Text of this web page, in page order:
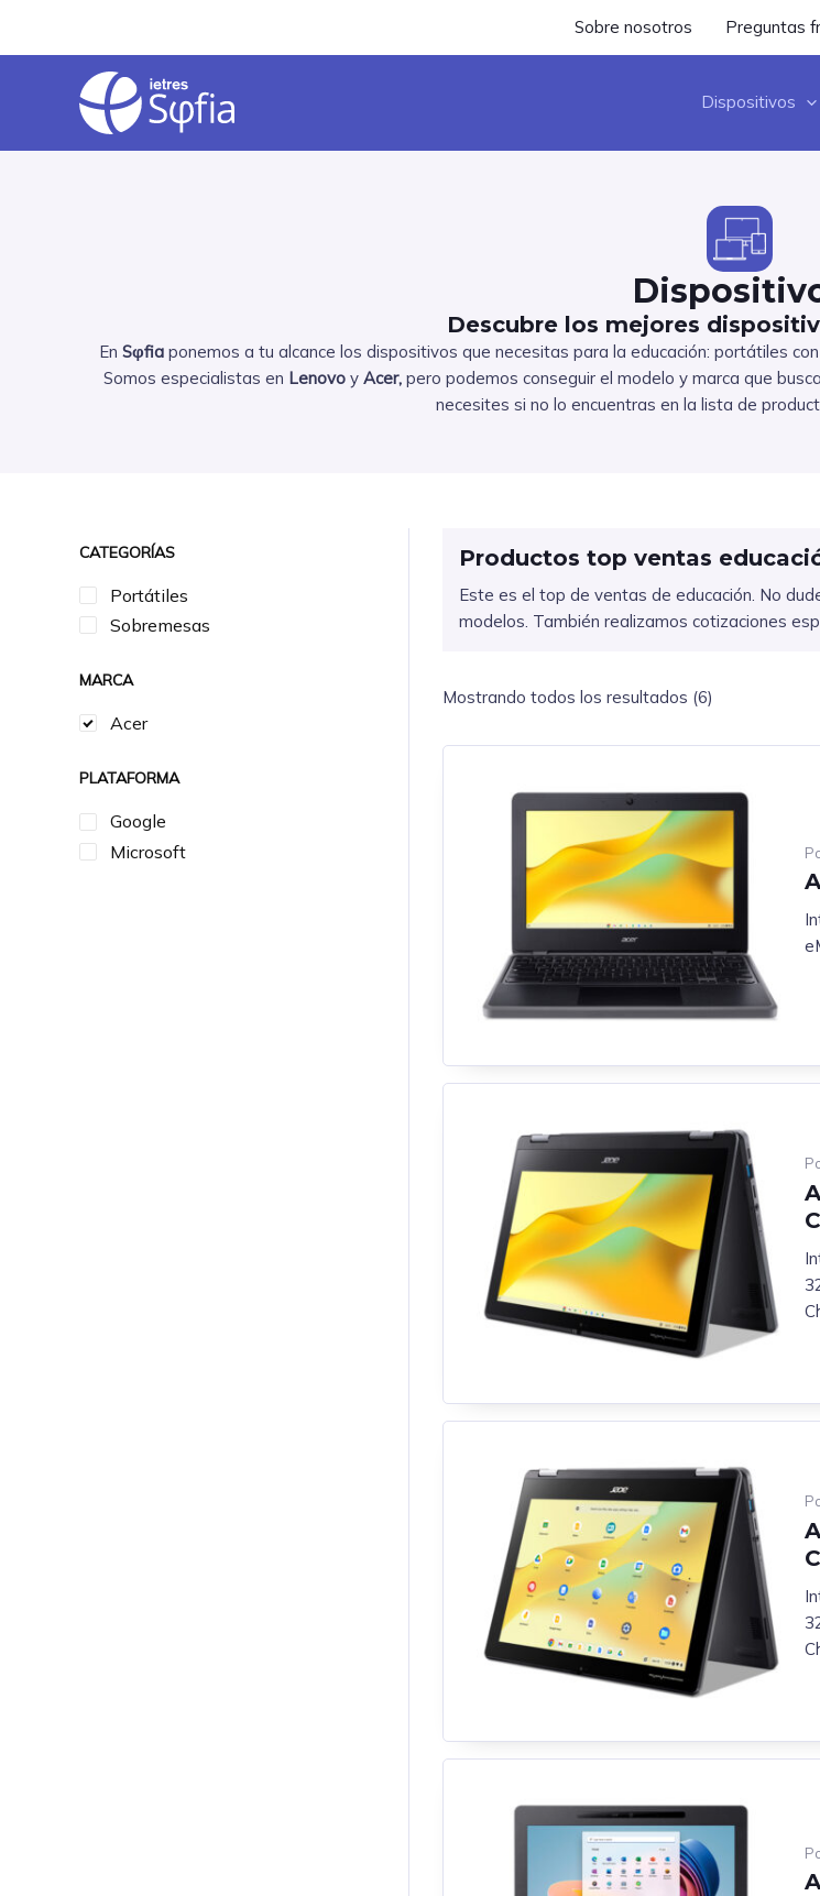
Sobre nosotros Preguntas
Dispositivos
Descubre los mejores
En Sφfia ponemos a tu alcance los dispositivos que necesitas para la educación: portátiles con
Somos especialistas en Lenovo y Acer, pero podemos conseguir el modelo y marca que
necesites si no lo encuentras en la lista de
CATEGORÍAS
Portátiles
Sobremesas
MARCA
Acer
PLATAFORMA
Google
Microsoft
Productos top ventas
Este es el top de ventas de educación. No
modelos. También realizamos cotizaciones
Mostrando todos los resultados (6)